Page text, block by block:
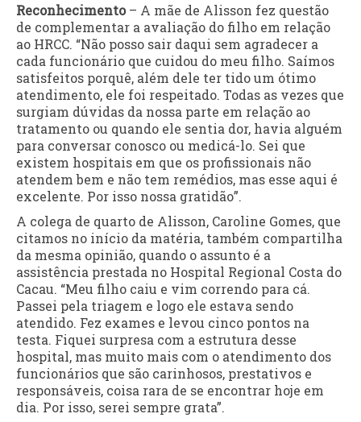
Reconhecimento– A mãe de Alisson fez questão
de complementar a avaliação do filho em relação
ao HRCC. “Não posso sair daqui sem agradecer a
cada funcionário que cuidou do meu filho. Saímos
satisfeitos porquê, além dele ter tido um ótimo
atendimento, ele foi respeitado. Todas as vezes que
surgiam dúvidas da nossa parte em relação ao
tratamento ou quando ele sentia dor, havia alguém
para conversar conosco ou medicá-lo. Sei que
existem hospitais em que os profissionais não
atendem bem e não tem remédios, mas esse aqui é
excelente. Por isso nossa gratidão”.
A colega de quarto de Alisson, Caroline Gomes, que
citamos no início da matéria, também compartilha
da mesma opinião, quando o assunto é a
assistência prestada no Hospital Regional Costa do
Cacau. “Meu filho caiu e vim correndo para cá.
Passei pela triagem e logo ele estava sendo
atendido. Fez exames e levou cinco pontos na
testa. Fiquei surpresa com a estrutura desse
hospital, mas muito mais com o atendimento dos
funcionários que são carinhosos, prestativos e
responsáveis, coisa rara de se encontrar hoje em
dia. Por isso, serei sempre grata”.